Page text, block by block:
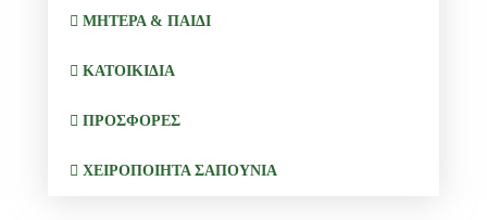
ΜΗΤΕΡΑ & ΠΑΙΔΙ
ΚΑΤΟΙΚΙΔΙΑ
ΠΡΟΣΦΟΡΕΣ
ΧΕΙΡΟΠΟΙΗΤΑ ΣΑΠΟΥΝΙΑ